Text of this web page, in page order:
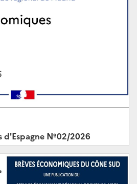
d'Espagne Nº02/2026